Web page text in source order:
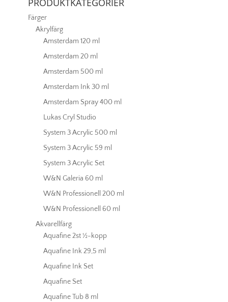
PRODUKTKATEGORIER
Färger
Akrylfärg
Amsterdam 120 ml
Amsterdam 20 ml
Amsterdam 500 ml
Amsterdam Ink 30 ml
Amsterdam Spray 400 ml
Lukas Cryl Studio
System 3 Acrylic 500 ml
System 3 Acrylic 59 ml
System 3 Acrylic Set
W&N Galeria 60 ml
W&N Professionell 200 ml
W&N Professionell 60 ml
Akvarellfärg
Aquafine 2st ½-kopp
Aquafine Ink 29,5 ml
Aquafine Ink Set
Aquafine Set
Aquafine Tub 8 ml